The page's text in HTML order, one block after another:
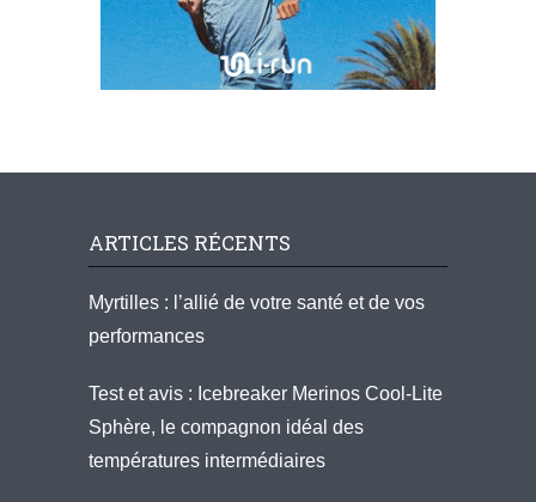
ARTICLES RÉCENTS
Myrtilles : l’allié de votre santé et de vos
performances
Test et avis : Icebreaker Merinos Cool-Lite
Sphère, le compagnon idéal des
températures intermédiaires